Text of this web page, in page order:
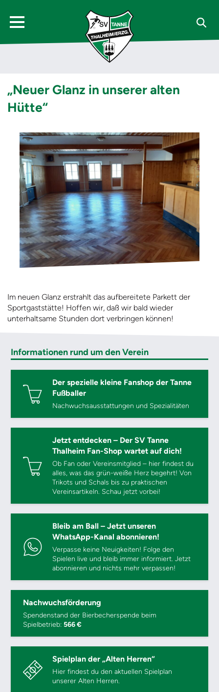
„Neuer Glanz in unserer alten
Hütte“
Im neuen Glanz erstrahlt das aufbereitete Parkett der
Sportgaststätte! Hoffen wir, daß wir bald wieder
unterhaltsame Stunden dort verbringen können!
Informationen rund um den Verein
Der spezielle kleine Fanshop der Tanne
Fußballer
Nachwuchsausstattungen und Spezialitäten
Jetzt entdecken – Der SV Tanne
Thalheim Fan-Shop wartet auf dich!
Ob Fan oder Vereinsmitglied – hier findest du
alles, was das grün-weiße Herz begehrt! Von
Trikots und Schals bis zu praktischen
Vereinsartikeln. Schau jetzt vorbei!
Bleib am Ball – Jetzt unseren
WhatsApp-Kanal abonnieren!
Verpasse keine Neuigkeiten! Folge den
Spielen live und bleib immer informiert. Jetzt
abonnieren und nichts mehr verpassen!
Nachwuchsförderung
Spendenstand der Bierbecherspende beim
Spielbetrieb:566 €
Spielplan der „Alten Herren“
Hier findest du den aktuellen Spielplan
unserer Alten Herren.